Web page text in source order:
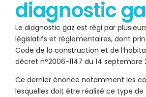
diagnostic
Le diagnostic gaz est régi par
législatifs et réglementaires, dont
Code de la construction et de
décret n°2006-1147 du 14 septembre
Ce dernier énonce notamment les
lesquelles doit être réalisé ce type de